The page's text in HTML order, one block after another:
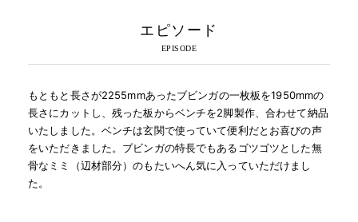
エピソード
もともと長さが2255mmあったブビンガの一枚板を1950mmの
長さにカットし、残った板からベンチを2脚製作、合わせて納品
いたしました。ベンチは玄関で使っていて便利だとお喜びの声
をいただきました。ブビンガの特長でもあるゴツゴツとした無
骨なミミ（辺材部分）のもたいへん気に入っていただけまし
た。